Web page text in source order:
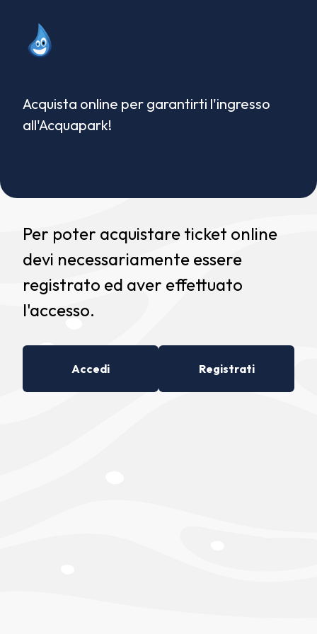
Acquista online per garantirti l'ingresso
all'Acquapark!
Per poter acquistare ticket online
devi necessariamente essere
registrato ed aver effettuato
l'accesso.
Accedi Registrati